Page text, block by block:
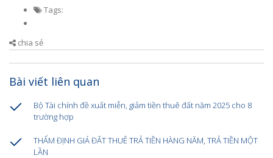
Tags:
chia sẻ
Bài viết liên quan
Bộ Tài chính đề xuất miễn, giảm tiền thuê đất năm 2025 cho 8
trường hợp
THẨM ĐỊNH GIÁ ĐẤT THUÊ TRẢ TIỀN HÀNG NĂM, TRẢ TIỀN MỘT
LẦN